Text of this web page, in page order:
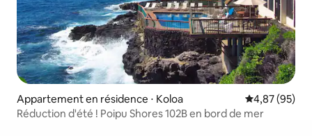
Appartement en résidence ⋅ Koloa Évaluation
4,87 (95)
Réduction d'été ! Poipu Shores 102B en bord de mer